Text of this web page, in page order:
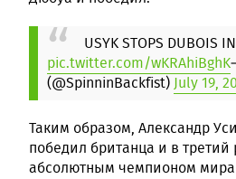
USYK STOPS DUBOIS
pic.twitter.com/wKRAhiBghK
(@SpinninBackfist)July 19,
Таким образом, Александр
победил британца и в третий
абсолютным чемпионом мира